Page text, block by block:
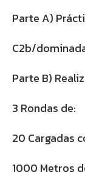
Parte A)
C2b/
Parte B)
3 Rondas de:
20 Cargadas
1000 Metros